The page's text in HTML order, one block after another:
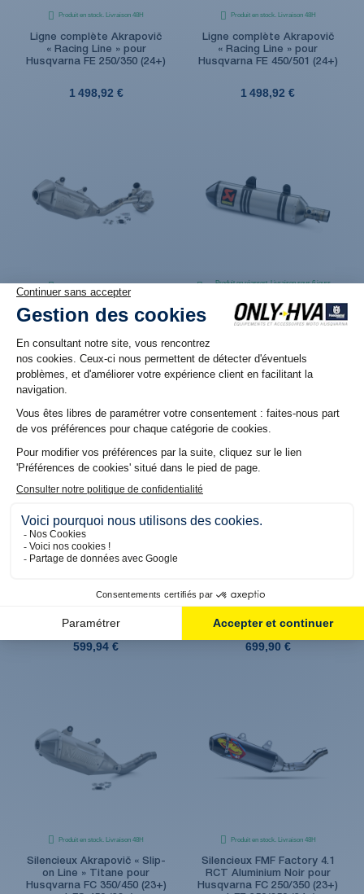
Produit en stock. Livraison 48H
Ligne complète Akrapovič
« Racing Line » pour
Husqvarna FE 250/350 (24+)
1 498,92 €
Produit en stock. Livraison 48H
Ligne complète Akrapovič
« Racing Line » pour
Husqvarna FE 450/501 (24+)
1 498,92 €
Produit en stock. Livraison 48H
Ligne complète Akrapovič
« Racing Line » pour
(23+)
1 398,96 €
Produit en réassort. Livraison sous 6 jours
Silencieux Akrapovič « Slip-
on Line » embout carbone
699,90 €
Produit en réassort. Livraison sous 6 jours
Silencieux Akrapovič « Slip-
599,94 €
Silencieux Akrapovič « Slip-
on Line » pour Husqvarna FE
699,90 €
Produit en stock. Livraison 48H
Silencieux Akrapovič « Slip-
on Line » Titane pour
Husqvarna FC 350/450 (23+)
Produit en stock. Livraison 48H
Silencieux FMF Factory 4.1
RCT Aluminium Noir pour
Husqvarna FC 250/350 (23+)